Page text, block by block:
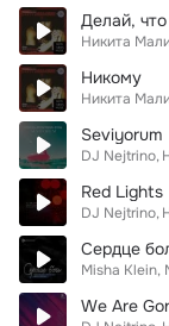
Делай,
Никита
Никому
Никита
Seviyorum
DJ Nejtrino
Red Lights
DJ Nejtrino
Сердце
Misha Klein,
We Are